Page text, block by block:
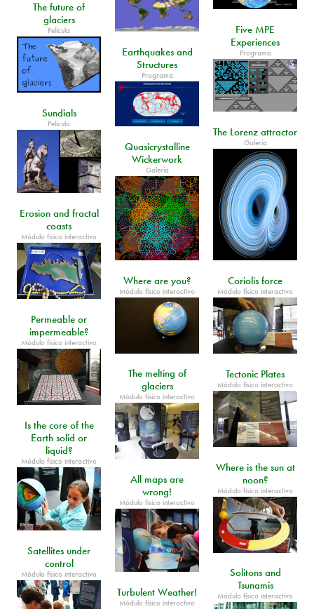
The future of
glaciers
Película
Five MPE
Experiences
Programa
Earthquakes and
Structures
Programa
Sundials
Película
The Lorenz attractor
Galería
Quasicrystalline
Wickerwork
Galería
Erosion and fractal
coasts
Módulo físico interactivo
Where are you?
Módulo físico interactivo
Coriolis force
Módulo físico interactivo
Permeable or
impermeable?
Módulo físico interactivo
The melting of
glaciers
Módulo físico interactivo
Tectonic Plates
Módulo físico interactivo
Is the core of the
Earth solid or
liquid?
Módulo físico interactivo
Where is the sun at
noon?
Módulo físico interactivo
All maps are
wrong!
Módulo físico interactivo
Satellites under
control
Módulo físico interactivo
Solitons and
Tsunamis
Módulo físico interactivo
Turbulent Weather!
Módulo físico interactivo